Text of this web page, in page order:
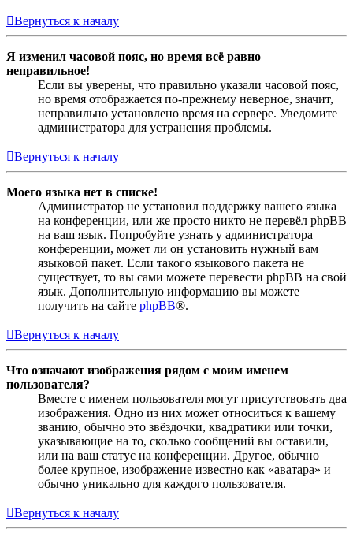
Вернуться к началу
Я изменил часовой пояс, но время всё равно
неправильное!
Если вы уверены, что правильно указали часовой пояс,
но время отображается по-прежнему неверное, значит,
неправильно установлено время на сервере. Уведомите
администратора для устранения проблемы.
Вернуться к началу
Моего языка нет в списке!
Администратор не установил поддержку вашего языка
на конференции, или же просто никто не перевёл phpBB
на ваш язык. Попробуйте узнать у администратора
конференции, может ли он установить нужный вам
языковой пакет. Если такого языкового пакета не
существует, то вы сами можете перевести phpBB на свой
язык. Дополнительную информацию вы можете
получить на сайте phpBB®.
Вернуться к началу
Что означают изображения рядом с моим именем
пользователя?
Вместе с именем пользователя могут присутствовать два
изображения. Одно из них может относиться к вашему
званию, обычно это звёздочки, квадратики или точки,
указывающие на то, сколько сообщений вы оставили,
или на ваш статус на конференции. Другое, обычно
более крупное, изображение известно как «аватара» и
обычно уникально для каждого пользователя.
Вернуться к началу